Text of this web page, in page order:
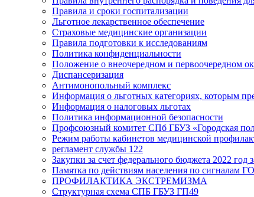
Правила и сроки госпитализации
Льготное лекарственное обеспечение
Страховые медицинские организации
Правила подготовки к исследованиям
Политика конфиденциальности
Положение о внеочередном и первоочередном
Диспансеризация
Антимонопольный комплекс
Информация о льготных категориях, которым
Информация о налоговых льготах
Политика информационной безопасности
Профсоюзный комитет СПб ГБУЗ «Городская
Режим работы кабинетов медицинской
регламент службы 122
Закупки за счет федерального бюджета 2022 год
Памятка по действиям населения по сигналам ГО
ПРОФИЛАКТИКА ЭКСТРЕМИЗМА
Структурная схема СПБ ГБУЗ ГП49